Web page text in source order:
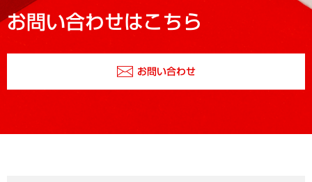
お問い合わせはこちら
お問い合わせ